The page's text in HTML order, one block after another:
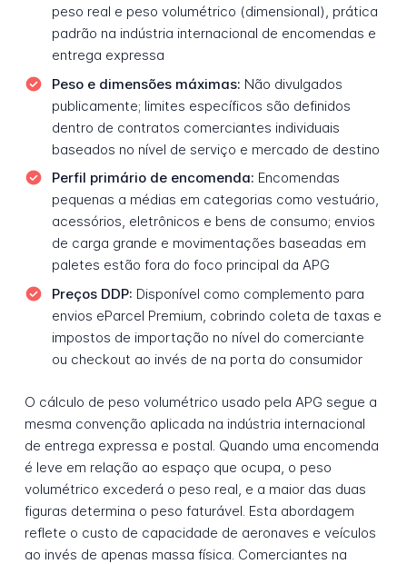
peso real e peso volumétrico (dimensional), prática
padrão na indústria internacional de encomendas e
entrega expressa
Peso e dimensões máximas: Não divulgados
publicamente; limites específicos são definidos
dentro de contratos comerciantes individuais
baseados no nível de serviço e mercado de destino
Perfil primário de encomenda: Encomendas
pequenas a médias em categorias como vestuário,
acessórios, eletrônicos e bens de consumo; envios
de carga grande e movimentações baseadas em
paletes estão fora do foco principal da APG
Preços DDP: Disponível como complemento para
envios eParcel Premium, cobrindo coleta de taxas e
impostos de importação no nível do comerciante
ou checkout ao invés de na porta do consumidor
O cálculo de peso volumétrico usado pela APG segue a
mesma convenção aplicada na indústria internacional
de entrega expressa e postal. Quando uma encomenda
é leve em relação ao espaço que ocupa, o peso
volumétrico excederá o peso real, e a maior das duas
figuras determina o peso faturável. Esta abordagem
reflete o custo de capacidade de aeronaves e veículos
ao invés de apenas massa física. Comerciantes na